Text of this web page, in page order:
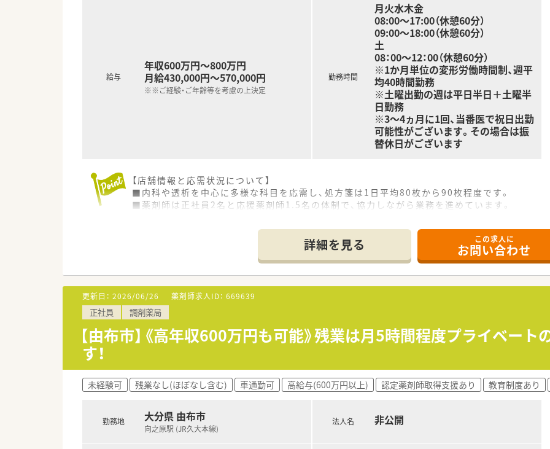
給与
年収600万円～800万円
月給430,000円～570,000円
※※ご経験・ご年齢等を考慮の上決定
勤務時間
月火水木金
08:00〜17:00（休憩60分）
09:00〜18:00（休憩60分）
土
08：00～12：00（休憩60分）
※1か月単位の変形労働時間制、週平
均40時間勤務
※土曜出勤の週は平日半日＋土曜半
日勤務
※3～4ヵ月に1回、当番医で祝日出勤
可能性がございます。その場合は振
替休日がございます
【店舗情報と応需状況について】
■内科や透析を中心に多様な科目を応需し、処方箋は1日平均80枚から90枚程度です。
■薬剤師は正社員2名と応援薬剤師1.5名の体制で、協力しながら業務を進めています。
【募集背景と求める人物像について】
■今回は組織体制の強化を見据えた欠員補充のため、地域医療に貢献したい方を募集します。
■患者様一人ひとりに寄り添いながら、温かいコミュニケーションを大切にできる方を歓迎し
■チームの一員として周囲と協調し、専門性を高めたいという向上心をお持ちの方を求めます。
【求人情報について】
■これまでのご経験やスキルを十分に考慮し、年収600万円から800万円を提示します。
■手厚い住宅手当や退職金制度に加え、産休育休の取得実績も豊富で安心して働けます。
■日曜と祝日に加え、シフト制で休日が設定されており、プライベートの時間も確保できます。
■eラーニングや薬剤師会の勉強会への参加費用を補助し、継続的な学習を支援します。
■薬局事業のみならず介護事業も展開しており、地域包括ケアの一翼を担うことができます。
■住宅手当：月3万円支給です
詳細を見る この求人に
お問い合わせ
更新日： 2026/06/26 薬剤師求人ID： 669639
正社員 調剤薬局
【由布市】《高年収600万円も可能》残業は月5時間程度プライベー
す！
未経験可 残業なし(ほぼなし含む) 車通勤可 高給与(600万円以上) 認定薬剤師取得支援あり 教育制度あり
勤務地 大分県 由布市
向之原駅 (JR久大本線)
法人名 非公開